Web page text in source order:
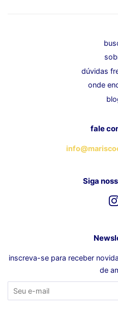
dúvidas
onde
fale
Siga
inscreva-se para receber
de